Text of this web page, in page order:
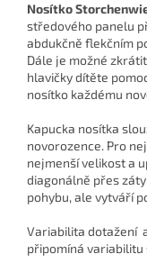
Nosítko
středového panelu
abdukčně flekčním
Dále je možné
hlavičky dítěte
nosítko každému
Kapucka nosítka
novorozence. Pro
nejmenší velikost a
diagonálně přes
pohybu, ale vytváří
Variabilita dotažení
připomíná variabilitu